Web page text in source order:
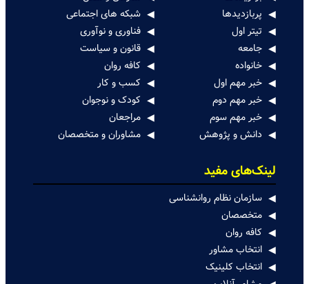
بازگشت وزارت جنگ آمریکا | تهدیدی برای صلح مدرن
قدرت پنهان تجربه‌های شخصی | داستان‌ها می‌توانند زندگی
را نجات دهند
اختلاف سنی در روابط | آماری جهانی
افراد شب زنده‌دار بیشتر مستعد اضطراب و تنهایی هستند
مراقبت از کودکان در دنیایی که به سرعت رو به تغییر است
احساسات شما به حقایق اهمیت می‌دهند
همبستگی مردم پس از حمله اسرائیل بی‌سابقه بود
افسردگی گاهی الهام‌بخش است، گاهی مانع
انزوای اجتماعی و سلامت روان | اثرات و راهکارهای مقابله
پربازدیدها
تیتر اول
جامعه
خانواده
خبر مهم اول
خبر مهم دوم
خبر مهم سوم
دانش و پژوهش
شبکه های اجتماعی
فناوری و نوآوری
قانون و سیاست
کافه روان
کسب و کار
کودک و نوجوان
مراجعان
مشاوران و متخصصان
لینک‌های مفید
سازمان نظام روانشناسی
متخصصان
کافه روان
انتخاب مشاور
انتخاب کلینیک